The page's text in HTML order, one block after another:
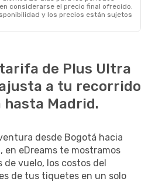
considerarse el precio final ofrecido.
y los precios están sujetos
de Plus Ultra
a tu recorrido
hasta Madrid.
desde Bogotá hacia
en eDreams te mostramos
vuelo, los costos del
de tus tiquetes en un solo